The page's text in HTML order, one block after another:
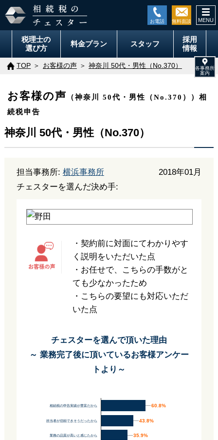
税理士の
選び方
料金プラン スタッフ
採用
情報
TOP お客様の声 神奈川 50代・男性（No.370）
お客様の声
（神奈川 50代・男性（No.370））相
続税申告
神奈川 50代・男性（No.370）
担当事務所: 横浜事務所
2018年01月
チェスターを選んだ決め手:
・契約前に対面にてわかりやす
く説明をいただいた点
・お任せで、こちらの手数がと
ても少なかったため
・こちらの要望にも対応いただ
いた点
チェスターを選んで頂いた理由
～ 業務完了後に頂いているお客様アンケー
トより～
相続税の申告実績が豊富だから
担当者が信頼できそうだったから
業務の品質が高いと感じたから
60.8%
60.8%
43.8%
43.8%
35.9%
35.9%